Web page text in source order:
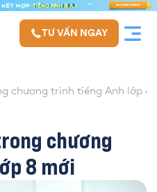
TƯ VẤN NGAY
chương trình tiếng Anh lớp 8
chương
8 mới